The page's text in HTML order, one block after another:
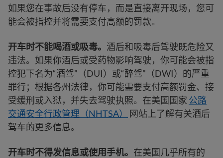
如果您在事故后没有停车，而是直接离开现场，您可
能会被指控并将需要支付高额的罚款。
开车时不能喝酒或吸毒。 酒后和吸毒后驾驶既危险又
违法。如果你酒后或受药物影响驾驶，你可能会被指
控犯下名为“酒驾”（DUI）或“醉驾”（DWI）的严重
罪行；根据各州法律，你可能需要支付高额罚金、接
受缓刑或入狱，并失去驾驶执照。在美国国家 公路
交通安全行政管理（NHTSA）
网站上了解有关酒后
驾车的更多信息。
开车时不得发信息或使用手机。 在美国几乎所有的